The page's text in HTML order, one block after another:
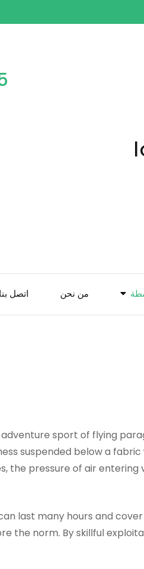
من نحن اتصل بنا
sport of flying
suspended below a
the pressure of air
last many hours and
the norm. By skillful